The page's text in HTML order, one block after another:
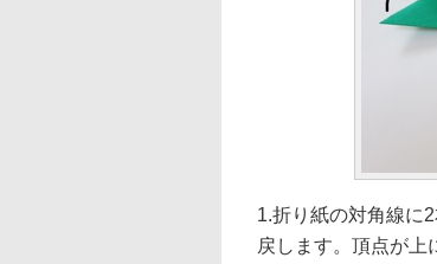
1.折り紙の対角線に
戻します。頂点が上